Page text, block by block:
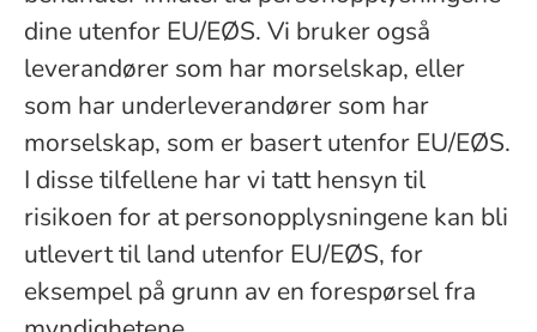
dine utenfor EU/EØS. Vi bruker også
leverandører som har morselskap, eller
som har underleverandører som har
morselskap, som er basert utenfor EU/EØS.
I disse tilfellene har vi tatt hensyn til
risikoen for at personopplysningene kan bli
utlevert til land utenfor EU/EØS, for
eksempel på grunn av en forespørsel fra